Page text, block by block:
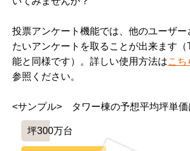
投票アンケート機能では、他のユーザー
たいアンケートを取ることが出来ます（
能と同様です）。詳しい使用方法はこち
参照ください。
<サンプル>　タワー棟の予想平均坪単価
坪300万台